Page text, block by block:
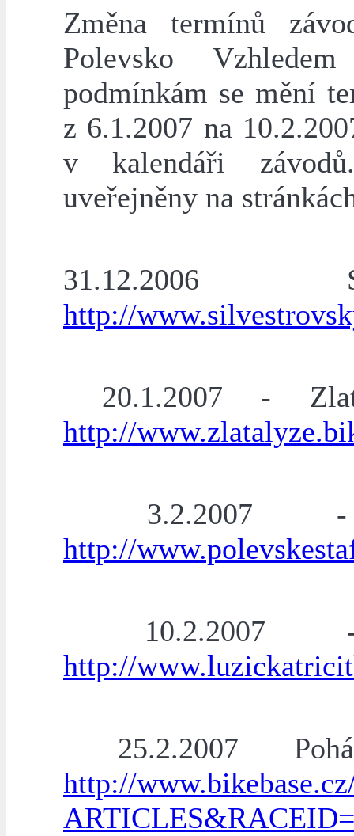
Změna termínů
Polevsko
podmínkám se mění
z 6.1.2007 na
v kalendáři
uveřejněny na
31.12.2006
http://
20.1.2007 -
http://
3.2.2007 -
http://
10.2.2007
http://
25.2.2007
http://